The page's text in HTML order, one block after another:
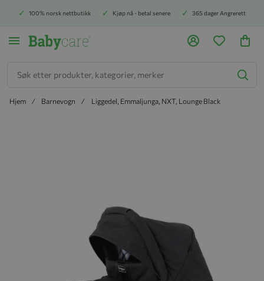
100% norsk nettbutikk Kjøp nå - betal senere 365 dager Angrerett
Hjem Barnevogn Liggedel, Emmaljunga, NXT, Lounge Black